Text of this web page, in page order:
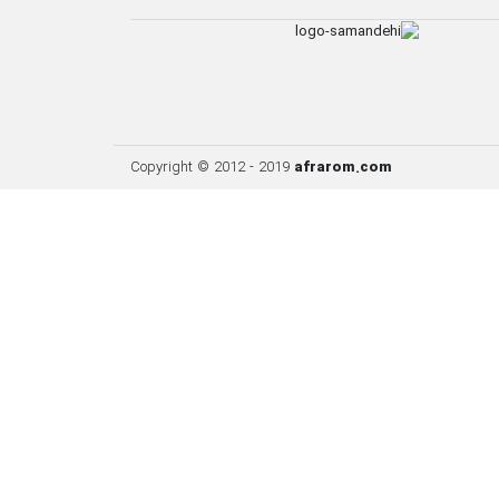
Copyright © 2012 - 2019 afrarom.com